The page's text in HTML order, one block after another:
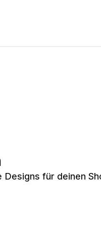
für deinen